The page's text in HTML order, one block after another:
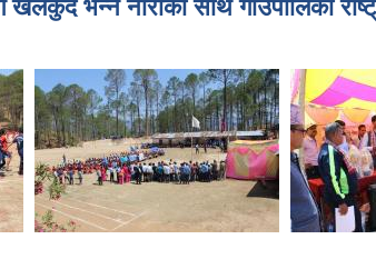
भन्ने नाराका साथ गाउँपालिका